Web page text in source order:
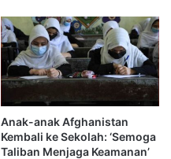
Anak-anak Afghanistan
Kembali ke Sekolah: ‘Semoga
Taliban Menjaga Keamanan’